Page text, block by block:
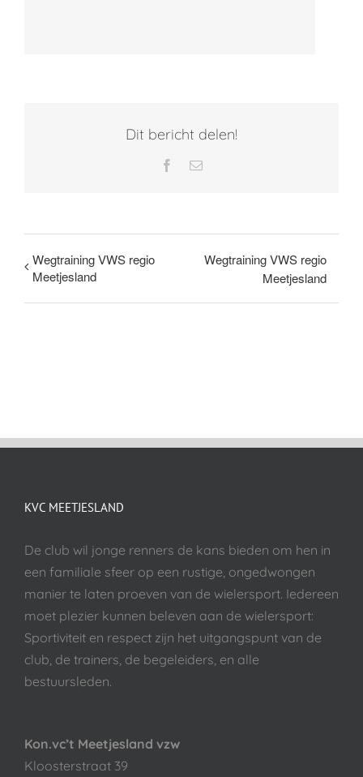
Dit bericht delen!
Facebook
E-
Wegtraining VWS regio
Meetjesland
Wegtraining VWS regio
Meetjesland
KVC MEETJESLAND
De club wil jonge renners de kans bieden om hen in
een familiale sfeer op een rustige, ongedwongen
manier te laten proeven van de wielersport. Iedereen
moet plezier kunnen beleven aan de wielersport:
Sportiviteit en respect zijn het uitgangspunt van de
club, de trainers, de begeleiders, en alle
bestuursleden.
Kon.vc’t Meetjesland vzw
Kloosterstraat 39